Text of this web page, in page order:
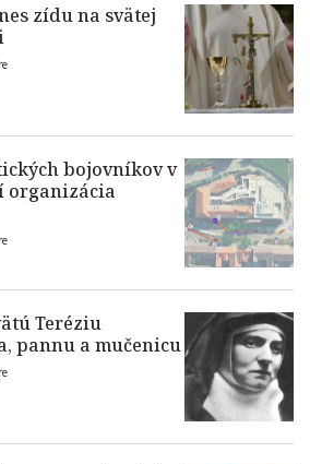
zídu na svätej
bojovníkov v
organizácia
Teréziu
pannu a mučenicu